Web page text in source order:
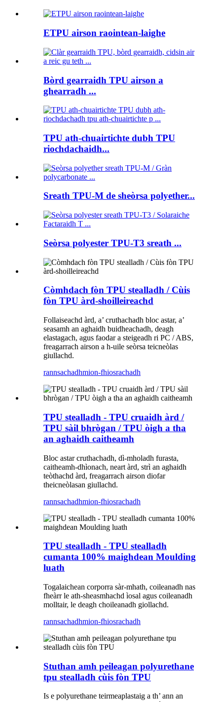
ETPU airson raointean-laighe
Bòrd gearraidh TPU airson a
ghearradh ...
TPU ath-chuairtichte dubh TPU
riochdachaidh...
Sreath TPU-M de sheòrsa polyether...
Seòrsa polyester TPU-T3 sreath ...
Còmhdach fòn TPU stealladh / Cùis
fòn TPU àrd-shoilleireachd
Follaiseachd àrd, a’ cruthachadh bloc astar, a’
seasamh an aghaidh buidheachadh, deagh
elastagach, agus faodar a steigeadh ri PC / ABS,
freagarrach airson a h-uile seòrsa teicneòlas
giullachd.
rannsachadhmion-fhiosrachadh
TPU stealladh - TPU cruaidh àrd /
TPU sàil bhrògan / TPU òigh a tha
an aghaidh caitheamh
Bloc astar cruthachadh, dì-mholadh furasta,
caitheamh-dhìonach, neart àrd, strì an aghaidh
teòthachd àrd, freagarrach airson diofar
theicneòlasan giullachd.
rannsachadhmion-fhiosrachadh
TPU stealladh - TPU stealladh
cumanta 100% maighdean Moulding
luath
Togalaichean corporra sàr-mhath, coileanadh nas
fheàrr le ath-sheasmhachd ìosal agus coileanadh
molltair, le deagh choileanadh giollachd.
rannsachadhmion-fhiosrachadh
Stuthan amh peileagan polyurethane
tpu stealladh cùis fòn TPU
Is e polyurethane teirmeaplastaig a th’ ann an